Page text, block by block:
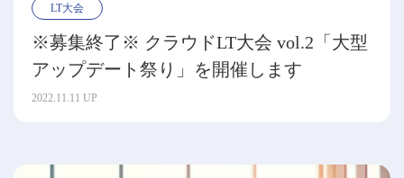
LT大会
※募集終了※ クラウドLT大会 vol.2「大型
アップデート祭り」を開催します
2022.11.11 UP